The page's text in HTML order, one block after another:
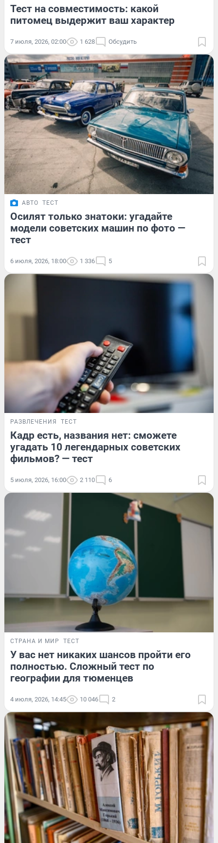
Тест на совместимость: какой
питомец выдержит ваш характер
7 июля, 2026, 02:00 1 628 Обсудить
АВТО ТЕСТ
Осилят только знатоки: угадайте
модели советских машин по фото —
тест
6 июля, 2026, 18:00 1 336 5
РАЗВЛЕЧЕНИЯ ТЕСТ
Кадр есть, названия нет: сможете
угадать 10 легендарных советских
фильмов? — тест
5 июля, 2026, 16:00 2 110 6
СТРАНА И МИР ТЕСТ
У вас нет никаких шансов пройти его
полностью. Сложный тест по
географии для тюменцев
4 июля, 2026, 14:45 10 046 2